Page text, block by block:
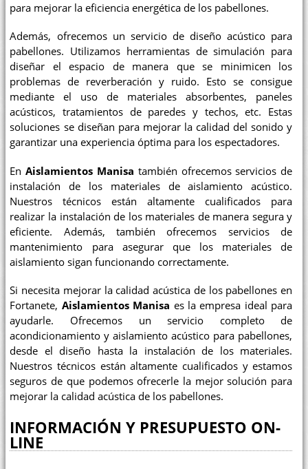
para mejorar la eficiencia energética de los pabellones.
Además, ofrecemos un servicio de diseño acústico para
pabellones. Utilizamos herramientas de simulación para
diseñar el espacio de manera que se minimicen los
problemas de reverberación y ruido. Esto se consigue
mediante el uso de materiales absorbentes, paneles
acústicos, tratamientos de paredes y techos, etc. Estas
soluciones se diseñan para mejorar la calidad del sonido y
garantizar una experiencia óptima para los espectadores.
EnAislamientos Manisa también ofrecemos servicios de
instalación de los materiales de aislamiento acústico.
Nuestros técnicos están altamente cualificados para
realizar la instalación de los materiales de manera segura y
eficiente. Además, también ofrecemos servicios de
mantenimiento para asegurar que los materiales de
aislamiento sigan funcionando correctamente.
Si necesita mejorar la calidad acústica de los pabellones en
Fortanete, Aislamientos Manisa es la empresa ideal para
ayudarle. Ofrecemos un servicio completo de
acondicionamiento y aislamiento acústico para pabellones,
desde el diseño hasta la instalación de los materiales.
Nuestros técnicos están altamente cualificados y estamos
seguros de que podemos ofrecerle la mejor solución para
mejorar la calidad acústica de los pabellones.
INFORMACIÓN Y PRESUPUESTO ON-
LINE